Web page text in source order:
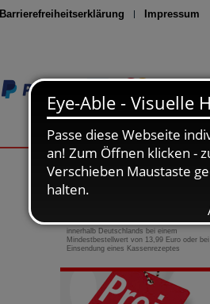
Barrierefreiheitserklärung Impressum
Seite drucken
0800-10 11 422
gebührenfreie Rufnummer
innerhalb Deutschlands bei einem
Mindestbestellwert von 13,99 Euro oder bei
Einsendung eines Kassenrezeptes